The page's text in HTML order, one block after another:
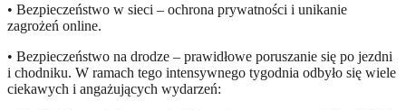
• Bezpieczeństwo w sieci – ochrona prywatności i unikanie
zagrożeń online.
• Bezpieczeństwo na drodze – prawidłowe poruszanie się po jezdni
i chodniku. W ramach tego intensywnego tygodnia odbyło się wiele
ciekawych i angażujących wydarzeń: